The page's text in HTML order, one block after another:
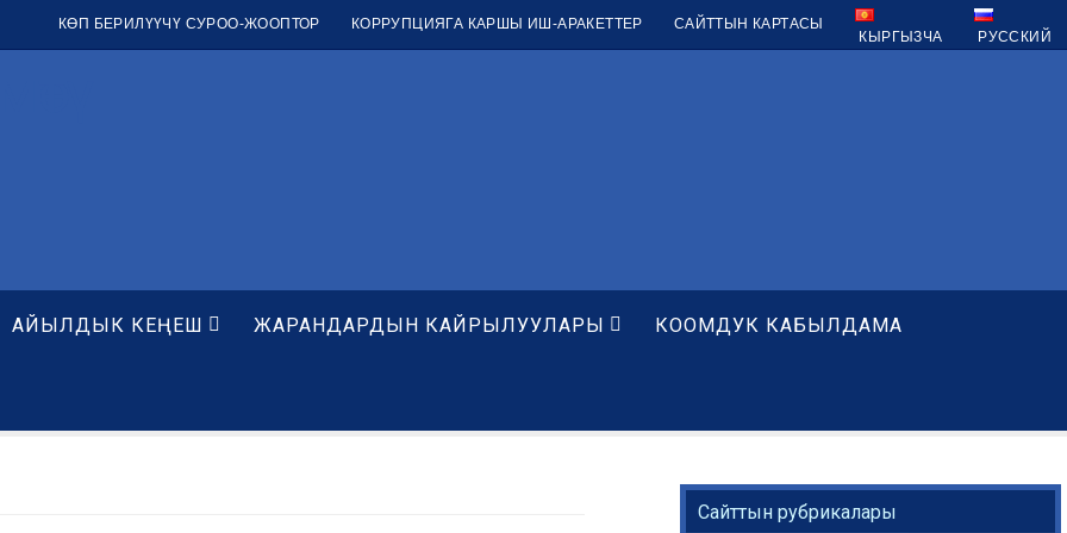
КӨП БЕРИЛҮҮЧҮ СУРОО-ЖООПТОР КОРРУПЦИЯГА КАРШЫ ИШ-АРАКЕТТЕР САЙТТЫН КАРТАСЫ
КЫРГЫЗЧА РУССКИЙ
АЙЫЛДЫК КЕҢЕШ ЖАРАНДАРДЫН КАЙРЫЛУУЛАРЫ КООМДУК КАБЫЛДАМА
Сайттын рубрикалары